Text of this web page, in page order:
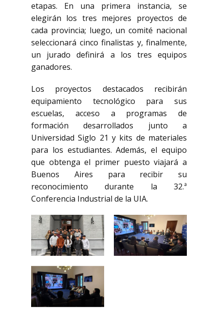
etapas. En una primera instancia, se
elegirán los tres mejores proyectos de
cada provincia; luego, un comité nacional
seleccionará cinco finalistas y, finalmente,
un jurado definirá a los tres equipos
ganadores.
Los proyectos destacados recibirán
equipamiento tecnológico para sus
escuelas, acceso a programas de
formación desarrollados junto a
Universidad Siglo 21 y kits de materiales
para los estudiantes. Además, el equipo
que obtenga el primer puesto viajará a
Buenos Aires para recibir su
reconocimiento durante la 32.ª
Conferencia Industrial de la UIA.